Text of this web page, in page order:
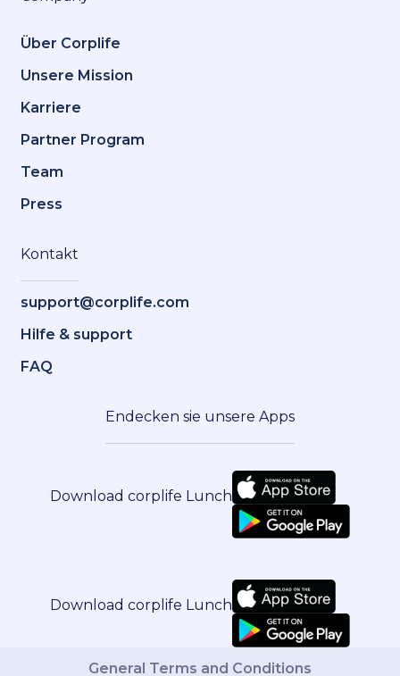
Über Corplife
Unsere Mission
Karriere
Partner Program
Team
Press
Kontakt
support@corplife.com
Hilfe & support
FAQ
Endecken sie unsere Apps
Download corplife Lunch
Download corplife Lunch
General Terms and Conditions